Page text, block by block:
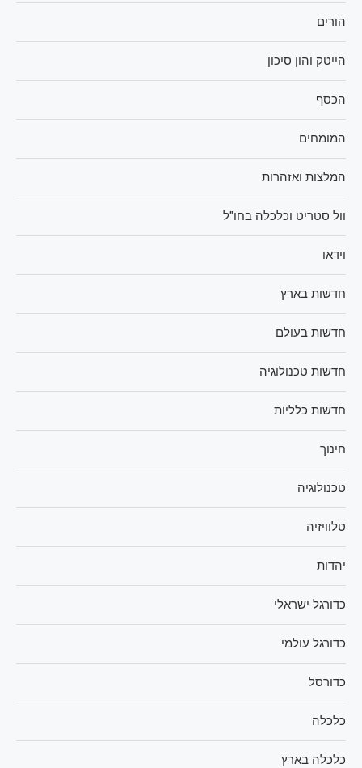
הורים
הייטק והון סיכון
הכסף
המומחים
המלצות ואזהרות
וול סטריט וכלכלה בחו"ל
וידאו
חדשות בארץ
חדשות בעולם
חדשות טכנולוגיה
חדשות כלליות
חינוך
טכנולוגיה
טלוויזיה
יהדות
כדורגל ישראלי
כדורגל עולמי
כדורסל
כלכלה
כלכלה בארץ